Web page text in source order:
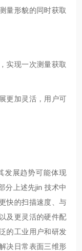
量形貌的同时获取
实现一次测量获取
更加灵活，用户可
发展趋势可能体现
分上述先jin 技术中
快的扫描速度、与
及更灵活的硬件配
的工业用户和研发
决日常表面三维形